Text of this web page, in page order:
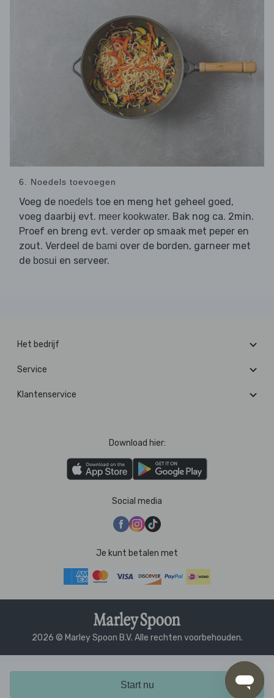
Start nu
6. Noedels toevoegen
Voeg de noedels toe en meng het geheel goed,
voeg daarbij evt. meer kookwater. Bak nog ca. 2min.
Proef en breng evt. verder op smaak met peper en
zout. Verdeel de bami over de borden, garneer met
de bosui en serveer.
Het bedrijf
Service
Klantenservice
Download hier:
Social media
Je kunt betalen met
2026 © Marley Spoon B.V. Alle rechten voorbehouden.